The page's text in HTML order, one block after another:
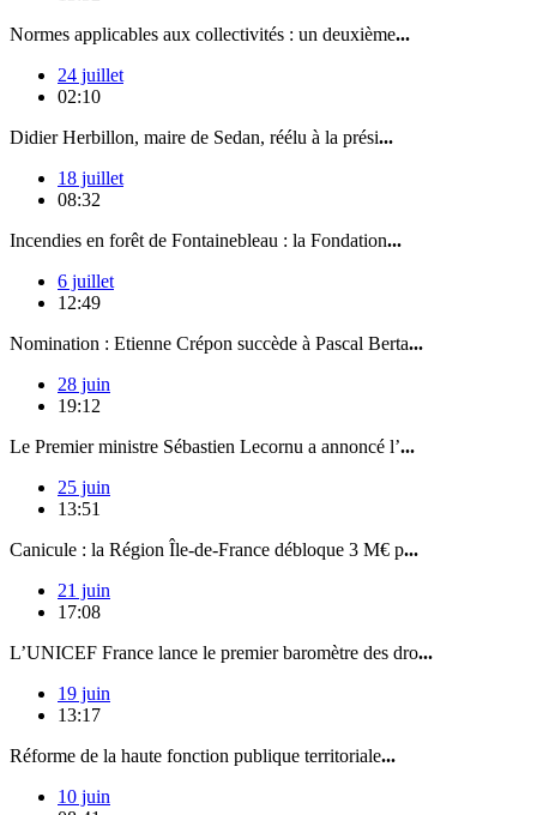
Normes applicables aux collectivités : un deuxième...
24 juillet
02:10
Didier Herbillon, maire de Sedan, réélu à la prési...
18 juillet
08:32
Incendies en forêt de Fontainebleau : la Fondation...
6 juillet
12:49
Nomination : Etienne Crépon succède à Pascal Berta...
28 juin
19:12
Le Premier ministre Sébastien Lecornu a annoncé l’...
25 juin
13:51
Canicule : la Région Île-de-France débloque 3 M€ p...
21 juin
17:08
L’UNICEF France lance le premier baromètre des dro...
19 juin
13:17
Réforme de la haute fonction publique territoriale...
10 juin